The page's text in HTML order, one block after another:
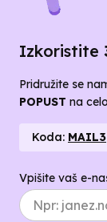
Izkoristite
Pridružite se
POPUST na
Koda: MAIL3
Vpišite vaš e-